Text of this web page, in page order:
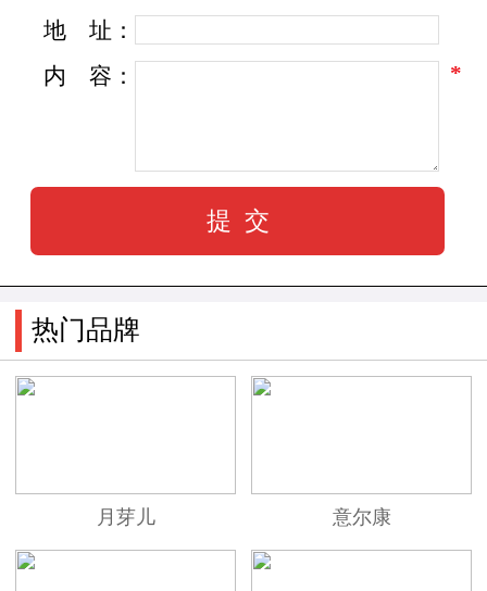
地
址：
内
容： *
热门品牌
月芽儿 意尔康